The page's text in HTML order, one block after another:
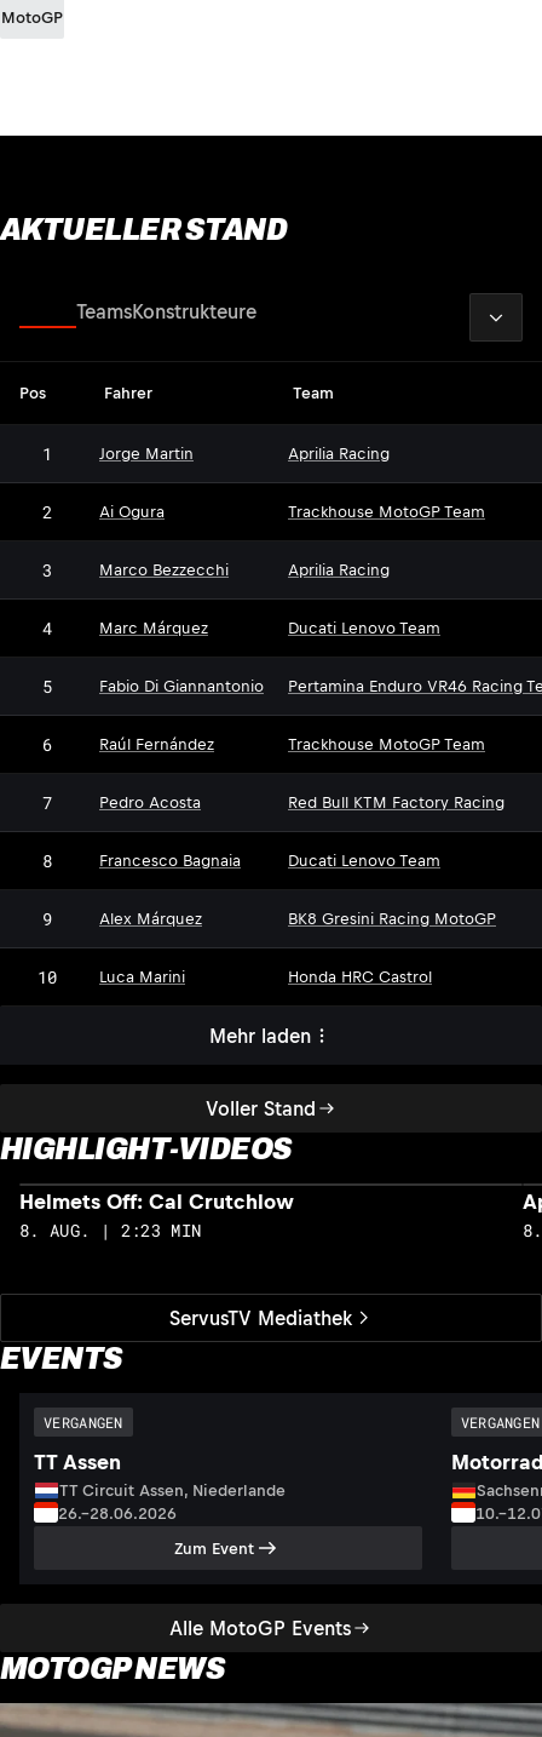
MotoGP
AKTUELLER STAND
Voller Stand
TeamsKonstrukteure
Pos Fahrer Team
1 Jorge Martin Aprilia Racing
2 Ai Ogura Trackhouse MotoGP Team
3 Marco Bezzecchi Aprilia Racing
4 Marc Márquez Ducati Lenovo Team
5 Fabio Di Giannantonio Pertamina Enduro VR46 Racing
6 Raúl Fernández Trackhouse MotoGP Team
7 Pedro Acosta Red Bull KTM Factory Racing
8 Francesco Bagnaia Ducati Lenovo Team
9 Alex Márquez BK8 Gresini Racing MotoGP
10 Luca Marini Honda HRC Castrol
Mehr laden
HIGHLIGHT-VIDEOS
ServusTV Mediathek
Helmets Off: Cal Crutchlow
8. AUG. | 2:23 MIN
EVENTS
Alle MotoGP Events
VERGANGEN
TT Assen
TT Circuit Assen, Niederlande
26.–28.06.2026
Zum Event
VERGANGEN
MOTOGP NEWS